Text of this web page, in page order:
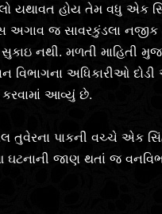
યથાવત હોય તેમ વધુ એક
અગાવ જ સાવરકુંડલા
નથી. મળતી માહિતી
અધિકારીઓ દોડી
કરવામાં આવ્યું છે.
તુવેરના પાકની વચ્ચે એક
જાણ થતાં જ